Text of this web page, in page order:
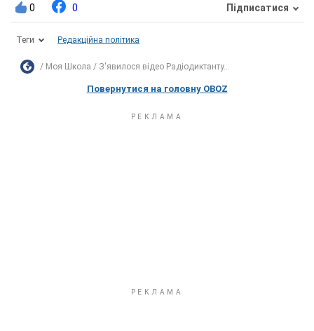
0 0 Підписатися
Теги Редакційна політика
Моя Школа З'явилося відео Радіодиктанту...
Повернутися на головну OBOZ